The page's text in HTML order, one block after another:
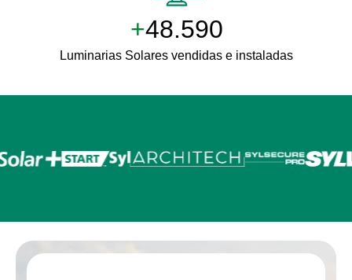
+50.000
Luminarias Solares vendidas e instaladas